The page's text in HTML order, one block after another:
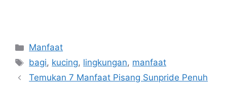
Categories
Manfaat
Tags
bagi, kucing, lingkungan, manfaat
Temukan 7 Manfaat Pisang Sunpride Penuh